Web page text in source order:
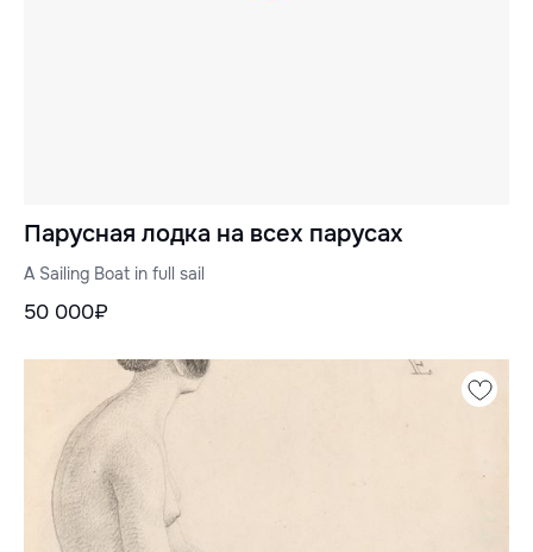
Парусная лодка на всех парусах
A Sailing Boat in full sail
50 000₽